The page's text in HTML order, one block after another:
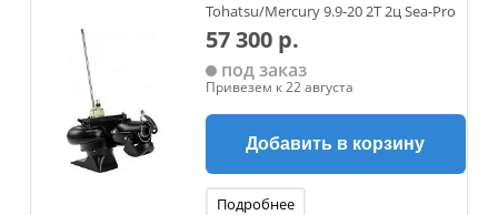
Tohatsu/Mercury 9.9-20 2Т 2ц Sea-Pro
57 300 р.
под заказ
Привезем к 22 августа
Добавить в корзину
Подробнее